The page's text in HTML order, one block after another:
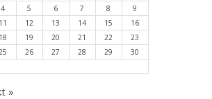
4 5 6 7 8
9
11 12 13 14 15
16
18 19 20 21 22
23
25 26 27 28 29
30
»